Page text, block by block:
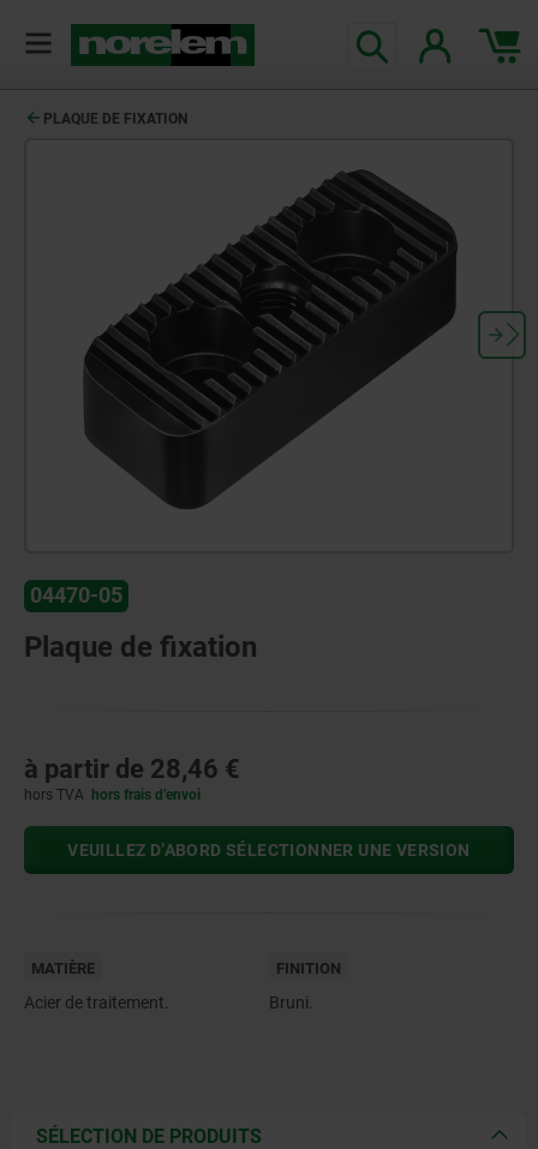
PLAQUE DE FIXATION
04470-05
Plaque de fixation
à partir de 28,46 €
hors TVA hors frais d’envoi
VEUILLEZ D’ABORD SÉLECTIONNER UNE VERSION
MATIÈRE
Acier de traitement.
FINITION
Bruni.
SÉLECTION DE PRODUITS